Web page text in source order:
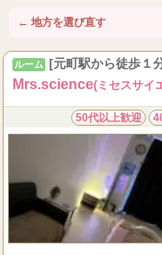
← 地方を選び直す
ルーム [元町駅から徒歩１
Mrs.science(ミセスサイ
50代以上歓迎